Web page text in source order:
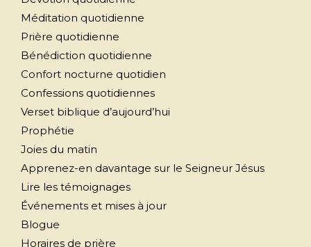
Méditation quotidienne
Prière quotidienne
Bénédiction quotidienne
Confort nocturne quotidien
Confessions quotidiennes
Verset biblique d’aujourd’hui
Prophétie
Joies du matin
Apprenez-en davantage sur le Seigneur Jésus
Lire les témoignages
Événements et mises à jour
Blogue
Horaires de prière